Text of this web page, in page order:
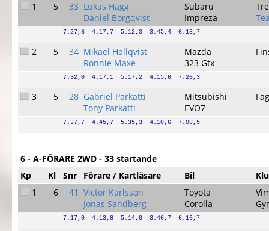
1
5 33 Lukas Hägg
Daniel Borgqvist
Subaru
Impreza
7.27,8  4.17,7  5.12,3  3.45,4  6.13,7
2 5 34 Mikael Hallqvist
Ronnie Maxe
Mazda
323 Gtx
7.32,0  4.17,1  5.17,2  4.15,6  7.26,3
3 5 28 Gabriel Parkatti
Tony Parkatti
Mitsubishi
EVO7
7.37,7  4.45,7  5.35,3  4.10,6  7.08,5
6 - A-FÖRARE 2WD - 33 startande
Kp
Kl Snr Förare / Kartläsare Bil
1
6 41 Victor Karlsson
Jonas Sandberg
Toyota
Corolla
7.17,0  4.13,8  5.14,0  3.46,7  6.16,7